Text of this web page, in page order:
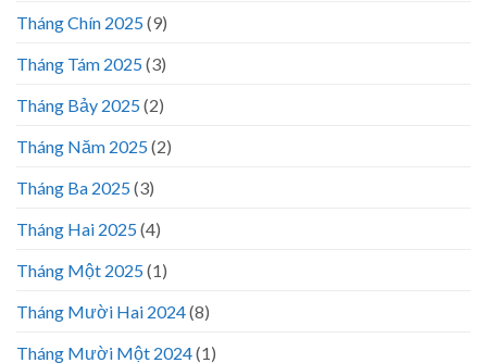
Tháng Chín 2025(9)
Tháng Tám 2025(3)
Tháng Bảy 2025(2)
Tháng Năm 2025(2)
Tháng Ba 2025(3)
Tháng Hai 2025(4)
Tháng Một 2025(1)
Tháng Mười Hai 2024(8)
Tháng Mười Một 2024(1)